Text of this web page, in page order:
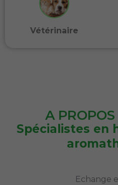
Vétérinaire
A
Spécialistes en
Echange